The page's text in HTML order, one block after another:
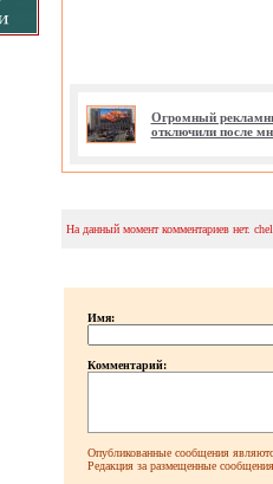
Огромный
отключили после
На данный момент комментариев нет.
Имя:
Комментарий:
Опубликованные сообщения
Редакция за размещенные сообщения